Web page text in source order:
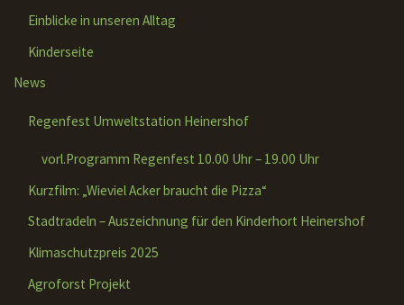
Einblicke in unseren Alltag
Kinderseite
News
Regenfest Umweltstation Heinershof
vorl.Programm Regenfest 10.00 Uhr – 19.00 Uhr
Kurzfilm: „Wieviel Acker braucht die Pizza“
Stadtradeln – Auszeichnung für den Kinderhort Heinershof
Klimaschutzpreis 2025
Agroforst Projekt